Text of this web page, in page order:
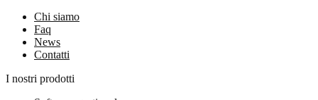
Chi siamo
Faq
News
Contatti
I nostri prodotti